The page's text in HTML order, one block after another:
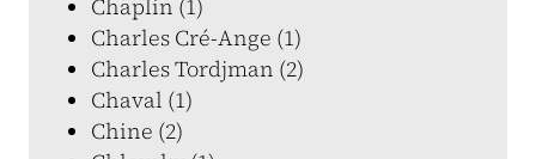
Chaplin (1)
Charles Cré-Ange (1)
Charles Tordjman (2)
Chaval (1)
Chine (2)